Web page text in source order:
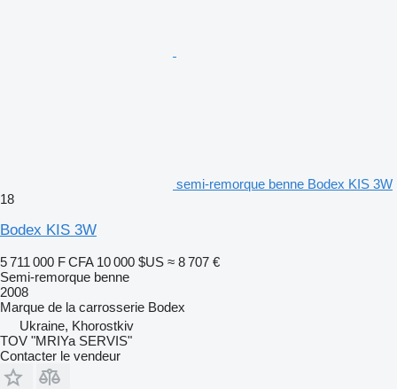
semi-remorque benne Bodex KIS 3W
18
Bodex KIS 3W
5 711 000 F CFA 10 000 $US ≈ 8 707 €
Semi-remorque benne
2008
Marque de la carrosserie Bodex
Ukraine, Khorostkiv
TOV "MRIYa SERVIS"
Contacter le vendeur